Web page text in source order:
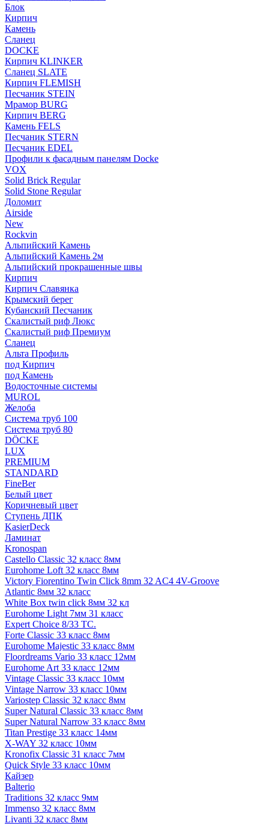
Блок
Кирпич
Камень
Сланец
DOCKE
Кирпич KLINKER
Сланец SLATE
Кирпич FLEMISH
Пес­ча­ник STEIN
Мрамор BURG
Кирпич BERG
Камень FELS
Пес­ча­ник STERN
Пес­ча­ник EDEL
Профили к фасадным панелям Docke
VOX
Solid Brick Regular
Solid Stone Regular
Доломит
Airside
New
Rockvin
Альпийский Камень
Альпийский Камень 2м
Альпийский прокрашенные швы
Кирпич
Кирпич Славянка
Крымский берег
Кубанский Песчаник
Скалистый риф Люкс
Скалистый риф Премиум
Сланец
Альта Профиль
под Кирпич
под Камень
Водосточные системы
MUROL
Желоба
Система труб 100
Система труб 80
DÖCKE
LUX
PREMIUM
STANDARD
FineBer
Белый цвет
Коричневый цвет
Ступень ДПК
KasierDeck
Ламинат
Kronospan
Castello Classic 32 класс 8мм
Eurohome Loft 32 класс 8мм
Victory Fiorentino Twin Click 8mm 32 AC4 4V-Groove
Atlantic 8мм 32 класс
White Box twin click 8мм 32 кл
Eurohome Light 7мм 31 класс
Expert Choice 8/33 TC.
Forte Classic 33 класс 8мм
Eurohome Majestic 33 класс 8мм
Floordreams Vario 33 класс 12мм
Eurohome Art 33 класс 12мм
Vintage Classic 33 класс 10мм
Vintage Narrow 33 класс 10мм
Variostep Classic 32 класс 8мм
Super Natural Classic 33 класс 8мм
Super Natural Narrow 33 класс 8мм
Titan Prestige 33 класс 14мм
X-WAY 32 класс 10мм
Kronofix Classic 31 класс 7мм
Quick Style 33 класс 10мм
Кайзер
Balterio
Traditions 32 класс 9мм
Immenso 32 класс 8мм
Livanti 32 класс 8мм